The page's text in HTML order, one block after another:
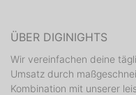
Wo: Belle Club -
ÜBER DIGINIGHTS
Wir vereinfachen deine
Umsatz durch
Kombination mit unserer